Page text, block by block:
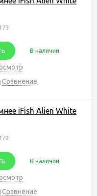
В наличии
Сравнение
iFish Alien White
В наличии
Сравнение